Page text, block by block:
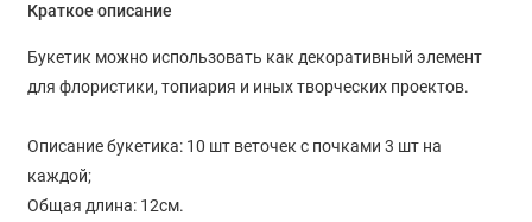
Краткое описание
Букетик можно использовать как декоративный элемент
для флористики, топиария и иных творческих проектов.
Описание букетика: 10 шт веточек с почками 3 шт на
каждой;
Общая длина: 12см.